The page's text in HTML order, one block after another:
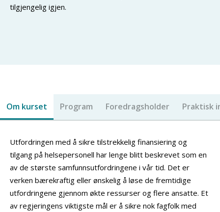
tilgjengelig igjen.
Om kurset Program Foredragsholder Praktisk
Utfordringen med å sikre tilstrekkelig finansiering og
tilgang på helsepersonell har lenge blitt beskrevet som en
av de største samfunnsutfordringene i vår tid. Det er
verken bærekraftig eller ønskelig å løse de fremtidige
utfordringene gjennom økte ressurser og flere ansatte. Et
av regjeringens viktigste mål er å sikre nok fagfolk med